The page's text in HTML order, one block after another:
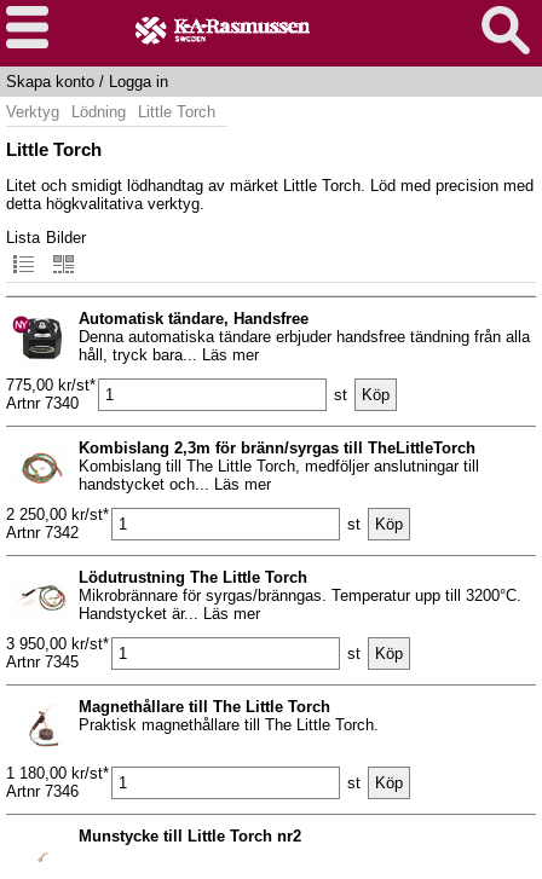
Skapa konto / Logga in
Verktyg
Lödning Little Torch
Little Torch
Litet och smidigt lödhandtag av märket Little Torch. Löd med precision med
detta högkvalitativa verktyg.
Lista Bilder
Automatisk tändare, Handsfree
Denna automatiska tändare erbjuder handsfree tändning från alla
håll, tryck bara... Läs mer
775,00 kr/st*
Artnr 7340
st
Kombislang 2,3m för bränn/syrgas till TheLittleTorch
Kombislang till The Little Torch, medföljer anslutningar till
handstycket och... Läs mer
2 250,00 kr/st*
Artnr 7342
st
Lödutrustning The Little Torch
Mikrobrännare för syrgas/bränngas. Temperatur upp till 3200°C.
Handstycket är... Läs mer
3 950,00 kr/st*
Artnr 7345
st
Magnethållare till The Little Torch
Praktisk magnethållare till The Little Torch.
1 180,00 kr/st*
Artnr 7346
st
Munstycke till Little Torch nr2